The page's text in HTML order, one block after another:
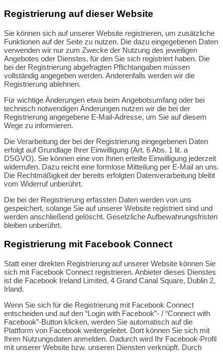
Registrierung auf dieser Website
Sie können sich auf unserer Website registrieren, um zusätzliche
Funktionen auf der Seite zu nutzen. Die dazu eingegebenen Daten
verwenden wir nur zum Zwecke der Nutzung des jeweiligen
Angebotes oder Dienstes, für den Sie sich registriert haben. Die
bei der Registrierung abgefragten Pflichtangaben müssen
vollständig angegeben werden. Anderenfalls werden wir die
Registrierung ablehnen.
Für wichtige Änderungen etwa beim Angebotsumfang oder bei
technisch notwendigen Änderungen nutzen wir die bei der
Registrierung angegebene E-Mail-Adresse, um Sie auf diesem
Wege zu informieren.
Die Verarbeitung der bei der Registrierung eingegebenen Daten
erfolgt auf Grundlage Ihrer Einwilligung (Art. 6 Abs. 1 lit. a
DSGVO). Sie können eine von Ihnen erteilte Einwilligung jederzeit
widerrufen. Dazu reicht eine formlose Mitteilung per E-Mail an uns.
Die Rechtmäßigkeit der bereits erfolgten Datenverarbeitung bleibt
vom Widerruf unberührt.
Die bei der Registrierung erfassten Daten werden von uns
gespeichert, solange Sie auf unserer Website registriert sind und
werden anschließend gelöscht. Gesetzliche Aufbewahrungsfristen
bleiben unberührt.
Registrierung mit Facebook Connect
Statt einer direkten Registrierung auf unserer Website können Sie
sich mit Facebook Connect registrieren. Anbieter dieses Dienstes
ist die Facebook Ireland Limited, 4 Grand Canal Square, Dublin 2,
Irland.
Wenn Sie sich für die Registrierung mit Facebook Connect
entscheiden und auf den “Login with Facebook”- / “Connect with
Facebook”-Button klicken, werden Sie automatisch auf die
Plattform von Facebook weitergeleitet. Dort können Sie sich mit
Ihren Nutzungsdaten anmelden. Dadurch wird Ihr Facebook-Profil
mit unserer Website bzw. unseren Diensten verknüpft. Durch